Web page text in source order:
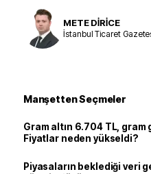
METE DİRİCE
İstanbul Ticaret
Manşetten Seçmeler
Gram altın 6.704 TL,
Fiyatlar neden yükseldi?
Piyasaların beklediği veri